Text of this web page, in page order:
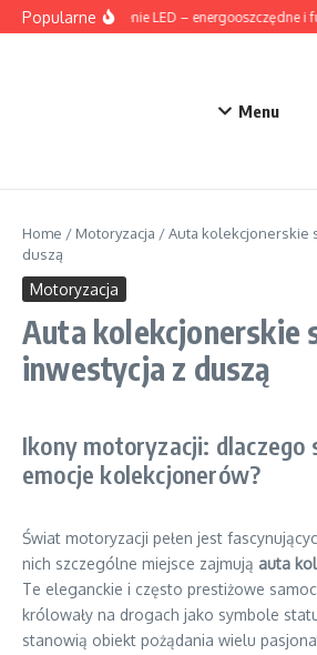
Przejdź do treści
PopularneOświetlenie LED – energooszczędne i
Menu
Home / Motoryzacja /Auta kolekcjonerskie
duszą
Motoryzacja
Auta kolekcjonerskie
inwestycja z duszą
Ikony motoryzacji: dlaczego
emocje kolekcjonerów?
Świat motoryzacji pełen jest
nich szczególne miejsce zajmują auta
Te eleganckie i często prestiżowe
królowały na drogach jako symbole
stanowią obiekt pożądania wielu